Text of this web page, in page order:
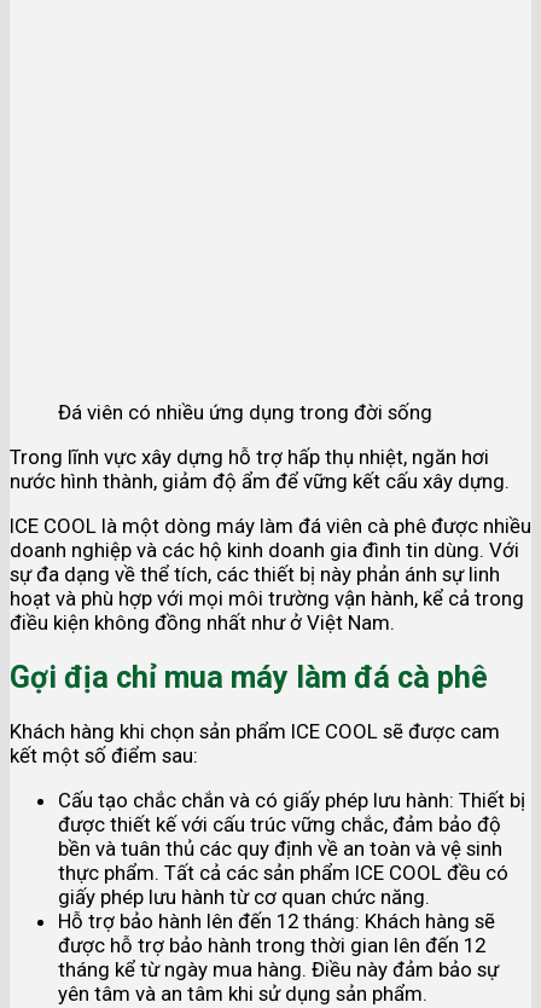
Đá viên có nhiều ứng dụng trong đời sống
Trong lĩnh vực xây dựng hỗ trợ hấp thụ nhiệt, ngăn hơi
nước hình thành, giảm độ ẩm để vững kết cấu xây dựng.
ICE COOL là một dòng máy làm đá viên cà phê được nhiều
doanh nghiệp và các hộ kinh doanh gia đình tin dùng. Với
sự đa dạng về thể tích, các thiết bị này phản ánh sự linh
hoạt và phù hợp với mọi môi trường vận hành, kể cả trong
điều kiện không đồng nhất như ở Việt Nam.
Gợi địa chỉ mua máy làm đá cà phê
Khách hàng khi chọn sản phẩm ICE COOL sẽ được cam
kết một số điểm sau:
Cấu tạo chắc chắn và có giấy phép lưu hành: Thiết bị
được thiết kế với cấu trúc vững chắc, đảm bảo độ
bền và tuân thủ các quy định về an toàn và vệ sinh
thực phẩm. Tất cả các sản phẩm ICE COOL đều có
giấy phép lưu hành từ cơ quan chức năng.
Hỗ trợ bảo hành lên đến 12 tháng: Khách hàng sẽ
được hỗ trợ bảo hành trong thời gian lên đến 12
tháng kể từ ngày mua hàng. Điều này đảm bảo sự
yên tâm và an tâm khi sử dụng sản phẩm.